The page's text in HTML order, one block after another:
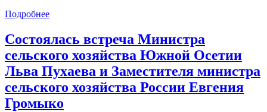
Подробнее
Состоялась встреча Министра
сельского хозяйства Южной Осетии
Льва Пухаева и Заместителя министра
сельского хозяйства России Евгения
Громыко